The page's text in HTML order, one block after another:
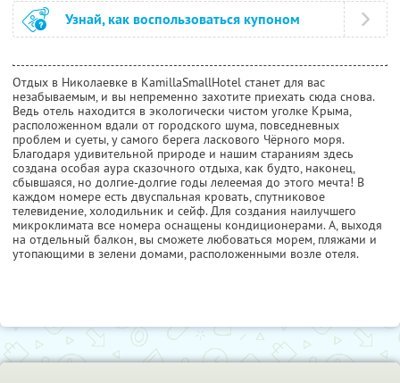
Узнай, как воспользоваться купоном
Отдых в Николаевке в KamillaSmallHotel станет для вас
незабываемым, и вы непременно захотите приехать сюда снова.
Ведь отель находится в экологически чистом уголке Крыма,
расположенном вдали от городского шума, повседневных
проблем и суеты, у самого берега ласкового Чёрного моря.
Благодаря удивительной природе и нашим стараниям здесь
создана особая аура сказочного отдыха, как будто, наконец,
сбывшаяся, но долгие-долгие годы лелеемая до этого мечта! В
каждом номере есть двуспальная кровать, спутниковое
телевидение, холодильник и сейф. Для создания наилучшего
микроклимата все номера оснащены кондиционерами. А, выходя
на отдельный балкон, вы сможете любоваться морем, пляжами и
утопающими в зелени домами, расположенными возле отеля.